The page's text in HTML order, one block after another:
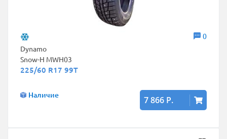
0
Dynamo
Snow-H MWH03
225/60 R17 99T
Наличие 7 866 Р.